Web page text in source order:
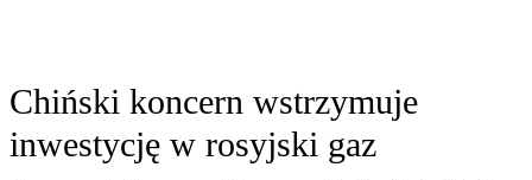
Chiński koncern wstrzymuje
inwestycję w rosyjski gaz